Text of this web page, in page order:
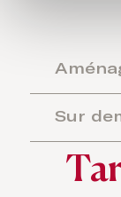
Sur